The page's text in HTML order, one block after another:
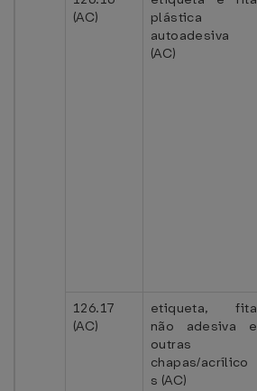
(AC)
plástica
autoadesiva
(AC)
126.17
(AC)
etiqueta, fita
não adesiva e
outras
chapas/acrílico
s (AC)